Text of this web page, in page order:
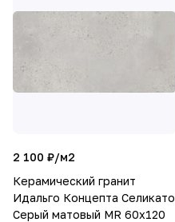
2 100 ₽/м2
Керамический гранит
Идальго Концепта Селикато
Серый матовый MR 60x120